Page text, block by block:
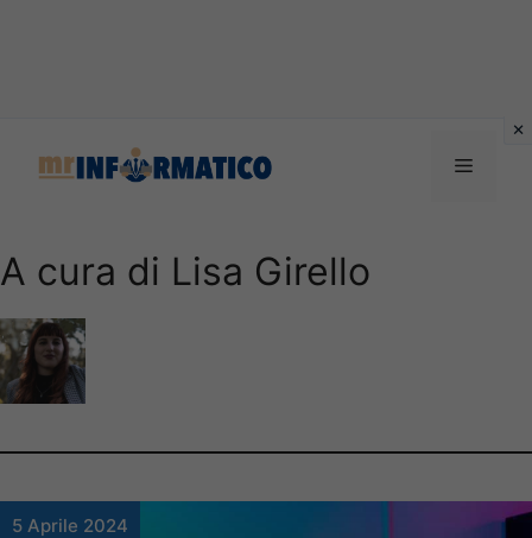
Menu
A cura di Lisa Girello
5 Aprile 2024